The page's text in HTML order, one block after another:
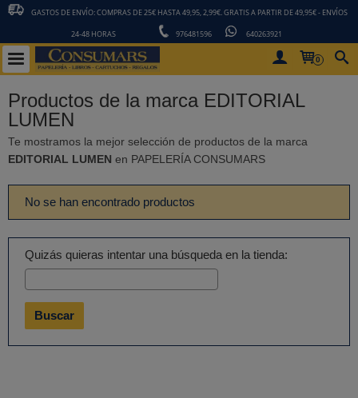
GASTOS DE ENVÍO: COMPRAS DE 25€ HASTA 49,95, 2,99€. GRATIS A PARTIR DE 49,95€ - ENVÍOS
24-48 HORAS 976481596 640263921
0
Productos de la marca EDITORIAL
LUMEN
Te mostramos la mejor selección de productos de la marca
EDITORIAL LUMEN en PAPELERÍA CONSUMARS
No se han encontrado productos
Quizás quieras intentar una búsqueda en la tienda: